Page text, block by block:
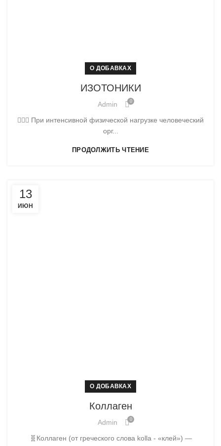
О ДОБАВКАХ
ИЗОТОНИКИ
Admin 0
🏃🏻‍♀️ При интенсивной физической нагрузке человеческий
орг...
ПРОДОЛЖИТЬ ЧТЕНИЕ
13
ИЮН
О ДОБАВКАХ
Коллаген
Admin 0
🧬Коллаген (от греческого слова kolla - «клей») —